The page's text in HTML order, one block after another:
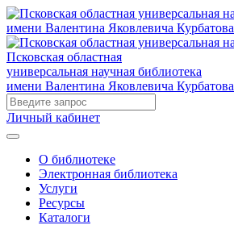
Псковская областная
универсальная научная библиотека
имени Валентина Яковлевича Курбатова
Личный кабинет
О библиотеке
Электронная библиотека
Услуги
Ресурсы
Каталоги